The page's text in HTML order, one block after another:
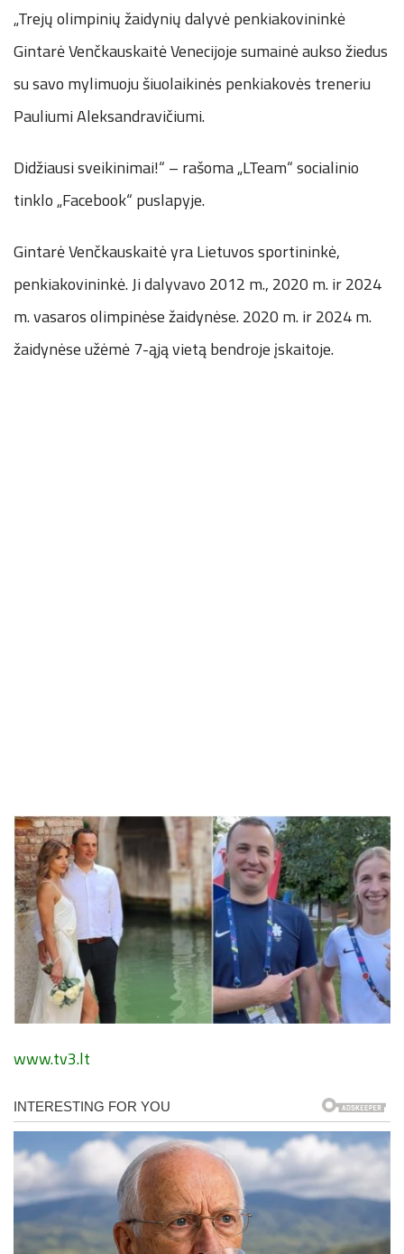
„Trejų olimpinių žaidynių dalyvė penkiakovininkė
Gintarė Venčkauskaitė Venecijoje sumainė aukso žiedus
su savo mylimuoju šiuolaikinės penkiakovės treneriu
Pauliumi Aleksandravičiumi.
Didžiausi sveikinimai!“ – rašoma „LTeam“ socialinio
tinklo „Facebook“ puslapyje.
Gintarė Venčkauskaitė yra Lietuvos sportininkė,
penkiakovininkė. Ji dalyvavo 2012 m., 2020 m. ir 2024
m. vasaros olimpinėse žaidynėse. 2020 m. ir 2024 m.
žaidynėse užėmė 7-ąją vietą bendroje įskaitoje.
www.tv3.lt